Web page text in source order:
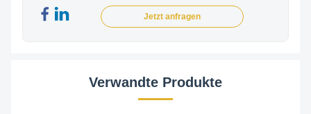
Jetzt anfragen
Verwandte Produkte